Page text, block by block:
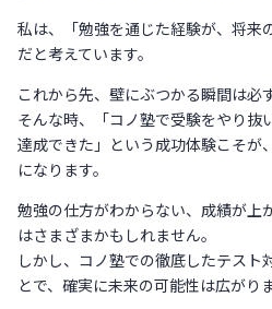
私は、「勉強を通じた経験が、将来
だと考えています。
これから先、壁にぶつかる瞬間は必
そんな時、「コノ塾で受験をやり抜
達成できた」という成功体験こそが
になります。
勉強の仕方がわからない、成績が上
はさまざまかもしれません。
しかし、コノ塾での徹底したテスト
とで、確実に未来の可能性は広がりま